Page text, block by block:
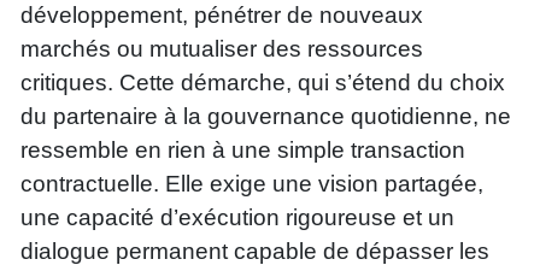
développement, pénétrer de nouveaux
marchés ou mutualiser des ressources
critiques. Cette démarche, qui s’étend du choix
du partenaire à la gouvernance quotidienne, ne
ressemble en rien à une simple transaction
contractuelle. Elle exige une vision partagée,
une capacité d’exécution rigoureuse et un
dialogue permanent capable de dépasser les